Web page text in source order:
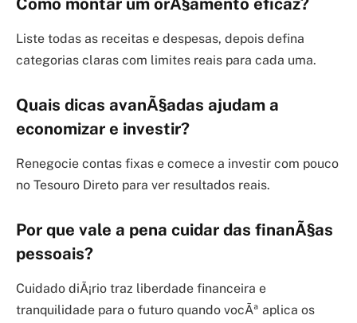
Como montar um orÃ§amento eficaz?
Liste todas as receitas e despesas, depois defina
categorias claras com limites reais para cada uma.
Quais dicas avanÃ§adas ajudam a
economizar e investir?
Renegocie contas fixas e comece a investir com pouco
no Tesouro Direto para ver resultados reais.
Por que vale a pena cuidar das finanÃ§as
pessoais?
Cuidado diÃ¡rio traz liberdade financeira e
tranquilidade para o futuro quando vocÃª aplica os